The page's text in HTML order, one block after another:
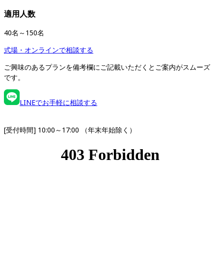
適用人数
40名～150名
式場・オンラインで相談する
ご興味のあるプランを備考欄にご記載いただくとご案内がスムーズ
です。
LINEでお手軽に相談する
[受付時間] 10:00～17:00 （年末年始除く）